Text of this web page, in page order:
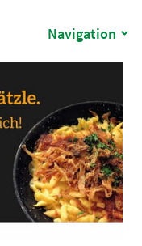
Navigation